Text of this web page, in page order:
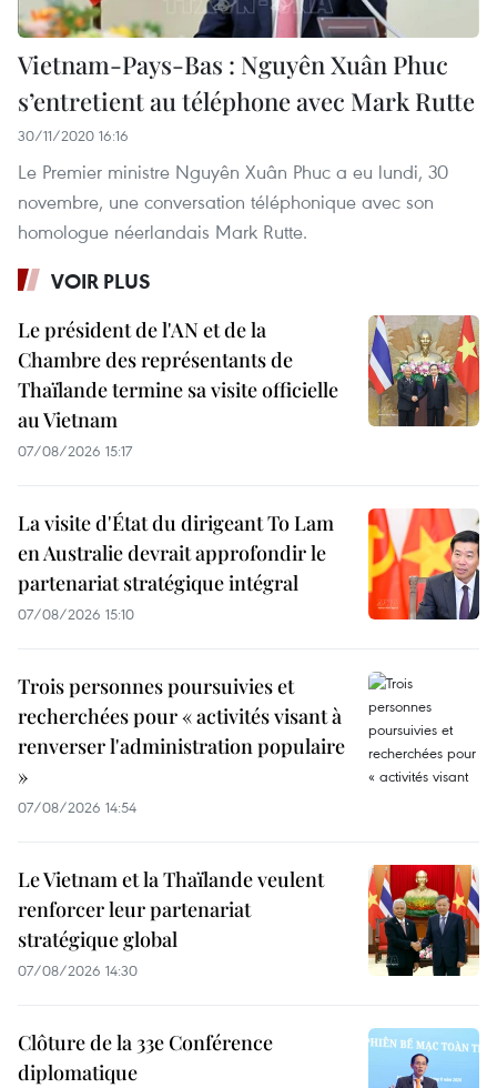
Vietnam-Pays-Bas : Nguyên Xuân Phuc
s’entretient au téléphone avec Mark Rutte
30/11/2020 16:16
Le Premier ministre Nguyên Xuân Phuc a eu lundi, 30
novembre, une conversation téléphonique avec son
homologue néerlandais Mark Rutte.
VOIR PLUS
Le président de l'AN et de la
Chambre des représentants de
Thaïlande termine sa visite officielle
au Vietnam
07/08/2026 15:17
La visite d'État du dirigeant To Lam
en Australie devrait approfondir le
partenariat stratégique intégral
07/08/2026 15:10
Trois personnes poursuivies et
recherchées pour « activités visant à
renverser l'administration populaire
»
07/08/2026 14:54
Le Vietnam et la Thaïlande veulent
renforcer leur partenariat
stratégique global
07/08/2026 14:30
Clôture de la 33e Conférence
diplomatique